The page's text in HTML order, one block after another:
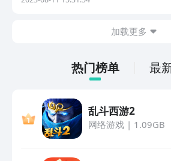
加载更多
热门榜单 最
乱斗西游2
网络游戏| 1.09GB